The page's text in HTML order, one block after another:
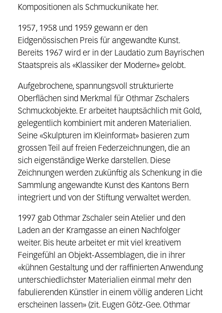
Kompositionen als Schmuckunikate her.
1957, 1958 und 1959 gewann er den
Eidgenössischen Preis für angewandte Kunst.
Bereits 1967 wird er in der Laudatio zum Bayrischen
Staatspreis als «Klassiker der Moderne» gelobt.
Aufgebrochene, spannungsvoll strukturierte
Oberflächen sind Merkmal für Othmar Zschalers
Schmuckobjekte. Er arbeitet hauptsächlich mit Gold,
gelegentlich kombiniert mit anderen Materialien.
Seine «Skulpturen im Kleinformat» basieren zum
grossen Teil auf freien Federzeichnungen, die an
sich eigenständige Werke darstellen. Diese
Zeichnungen werden zukünftig als Schenkung in die
Sammlung angewandte Kunst des Kantons Bern
integriert und von der Stiftung verwaltet werden.
1997 gab Othmar Zschaler sein Atelier und den
Laden an der Kramgasse an einen Nachfolger
weiter. Bis heute arbeitet er mit viel kreativem
Feingefühl an Objekt-Assemblagen, die in ihrer
«kühnen Gestaltung und der raffinierten Anwendung
unterschiedlichster Materialien einmal mehr den
fabulierenden Künstler in einem völlig anderen Licht
erscheinen lassen» (zit. Eugen Götz-Gee. Othmar